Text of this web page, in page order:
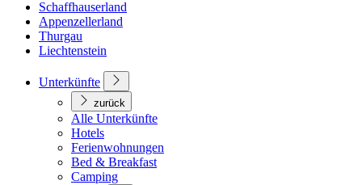
Schaffhauserland
Appenzellerland
Thurgau
Liechtenstein
Unterkünfte
zurück
Alle Unterkünfte
Hotels
Ferienwohnungen
Bed & Breakfast
Camping